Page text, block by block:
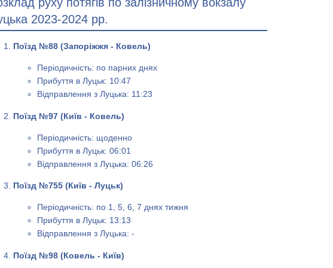
2023-2024 рр.
Поїзд №88 (Запоріжжя - Ковель)
Періодичність: по парних днях
Прибуття в Луцьк: 10:47
Відправлення з Луцька: 11:23
Поїзд №97 (Київ - Ковель)
Періодичність: щоденно
Прибуття в Луцьк: 06:01
Відправлення з Луцька: 06:26
Поїзд №755 (Київ - Луцьк)
Періодичність: по 1, 5, 6, 7 днях тижня
Прибуття в Луцьк: 13:13
Відправлення з Луцька: -
Поїзд №98 (Ковель - Київ)